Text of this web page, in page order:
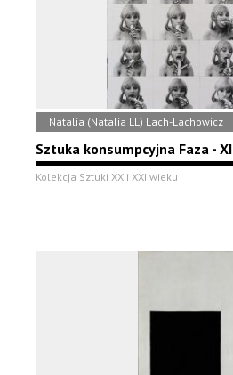
Natalia (Natalia LL) Lach-Lachowicz
Sztuka konsumpcyjna Faza - XI
Kolekcja Sztuki XX i XXI wieku